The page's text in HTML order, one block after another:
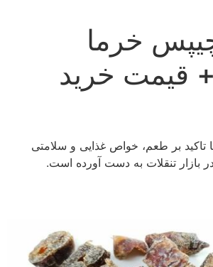
خرما
قیمت خرید
بر طعم، خواص غذایی و سلامتی
بازار تنقلات به دست آورده است.